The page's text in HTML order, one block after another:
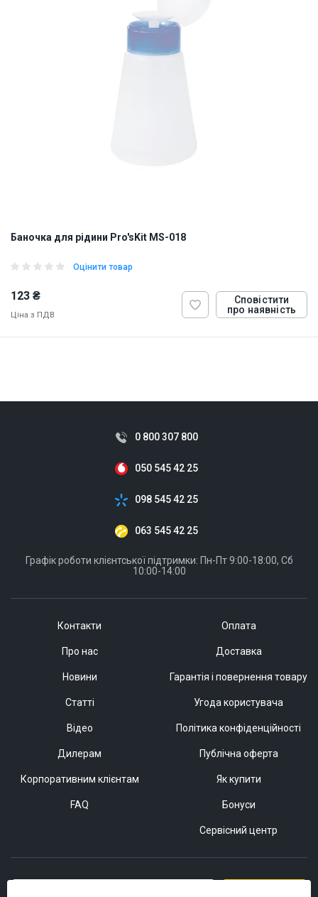
Баночка для рідини Pro'sKit MS-018
Оцінити товар
123 ₴
Ціна з ПДВ
Сповістити
про наявність
Контакти
Про нас
Новини
Статті
Відео
Дилерам
Корпоративним клієнтам
FAQ
Оплата
Доставка
Гарантія і повернення товару
Угода користувача
Політика конфіденційності
Публічна оферта
Як купити
Бонуси
Сервісний центр
0 800 307 800
050 545 42 25
098 545 42 25
063 545 42 25
Графік роботи клієнтської підтримки: Пн-Пт 9:00-18:00, Сб
10:00-14:00